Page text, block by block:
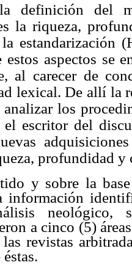
definición del
la riqueza,
estandarización
estos aspectos se
al carecer de
lexical. De allí la
analizar los
escritor del
profundidad y
y sobre la
información
neológico,
a cinco (5)
revistas